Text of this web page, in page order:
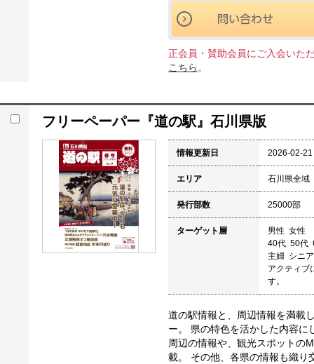
正会員・賛助会員にご入会いた
こちら 。
フリーペーパー『道の駅』石川県版
情報更新日 2026-02-
エリア 石川県全域
発行部数 25000部
ターゲット層
男性 女性
40代 50代
主婦 シニ
アクティブ
す。
道の駅情報と、周辺情報を満載
ー。 県の特色を活かした内容に
周辺の情報や、観光スポットの
載。 その他、各県の情報も織り